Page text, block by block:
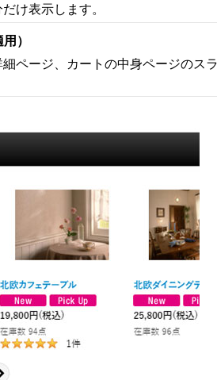
け表示します。
）
ページ、カートの中身ページのス